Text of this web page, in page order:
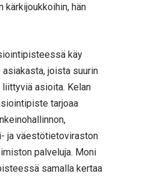
kärkijoukkoihin, hän
käy
joista suurin
liittyviä asioita. Kelan
tarjoaa
ja väestötietoviraston
palveluja. Moni
samalla kertaa